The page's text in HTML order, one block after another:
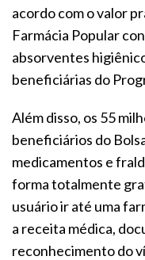
acordo com o valor
Farmácia Popular
absorventes
beneficiárias do
Além disso, os 55
beneficiários do
medicamentos e
forma totalmente
usuário ir até uma
a receita médica,
reconhecimento do